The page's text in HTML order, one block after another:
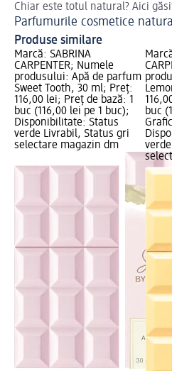
Chiar este totul natural? Aici
Parfumurile cosmetice
Produse similare
Marcă: SABRINA
CARPENTER; Numele
produsului: Apă de parfum
Sweet Tooth, 30 ml; Preț:
116,00 lei; Preț de bază: 1
buc (116,00 lei pe 1 buc);
Disponibilitate: Status
verde Livrabil, Status gri
selectare magazin dm
buc